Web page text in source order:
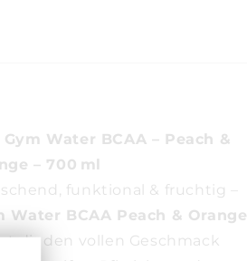
Gym Water BCAA – Peach &
– 700 ml
funktional & fruchtig –
Water BCAA Peach & Orange
dir den vollen Geschmack